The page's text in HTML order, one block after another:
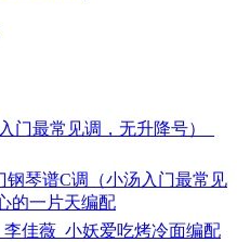
门最常见调，无升降号）_
钢琴谱C调（小汤入门最常见
的一片天编配
佳薇_小妖爱吃烤冷面编配